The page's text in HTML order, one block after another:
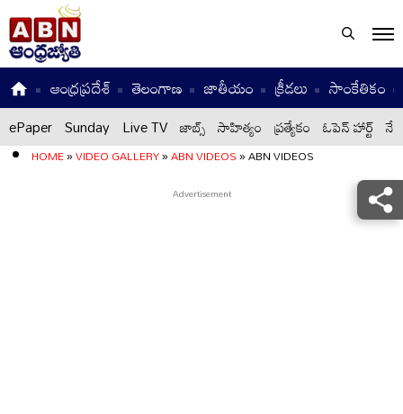
ఆంధ్రప్రదేశ్ తెలంగాణ జాతీయం క్రీడలు సాంకేతికం
ePaper Sunday Live TV జాబ్స్ సాహిత్యం ప్రత్యేకం ఓపెన్ హార్ట్
HOME»VIDEO GALLERY»ABN VIDEOS»ABN VIDEOS